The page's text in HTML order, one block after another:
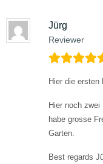
Jürg
Reviewer
Hier die ersten
Hier noch
habe grosse
Garten.
Best regards